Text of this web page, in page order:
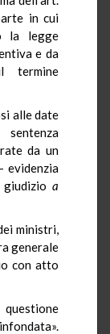
in cui
la legge
e da
termine
alle date
da un
evidenzia
a
ministri,
generale
con atto